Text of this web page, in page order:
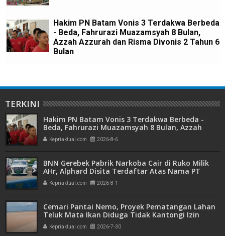
Hakim PN Batam Vonis 3 Terdakwa Berbeda
- Beda, Fahrurazi Muazamsyah 8 Bulan,
Azzah Azzurah dan Risma Divonis 2 Tahun 6
Bulan
TERKINI
Hakim PN Batam Vonis 3 Terdakwa Berbeda -
Beda, Fahrurazi Muazamsyah 8 Bulan, Azzah
Azzurah dan Risma Divonis 2 Tahun 6 Bulan
Kepriaktual.com 2026-8-6
BNN Gerebek Pabrik Narkoba Cair di Ruko Milik
AHr, Alphard Disita Terdaftar Atas Nama PT
Mitra Usaha Properti
Kepriaktual.com 2026-8-1
Cemari Pantai Nemo, Proyek Pematangan Lahan
Teluk Mata Ikan Diduga Tidak Kantongi Izin
Amdal
Kepriaktual.com 2026-7-30